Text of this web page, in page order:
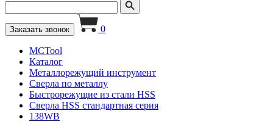
Заказать звонок 0
MCTool
Каталог
Металлорежущий инструмент
Сверла по металлу
Быстрорежущие из стали HSS
Сверла HSS стандартная серия
138WB